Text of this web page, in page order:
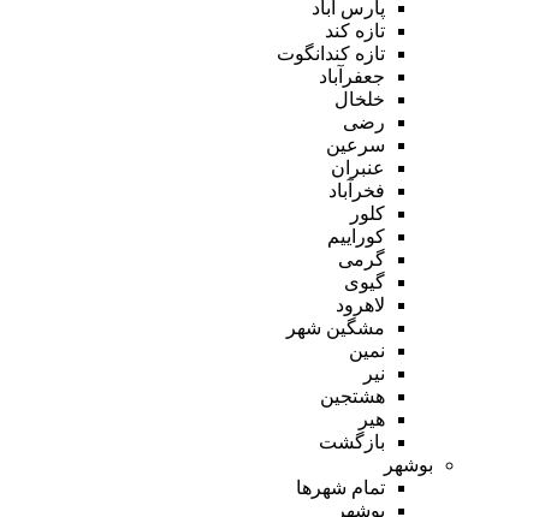
پارس آباد
تازه کند
تازه کندانگوت
جعفرآباد
خلخال
رضی
سرعین
عنبران
فخرآباد
کلور
کوراییم
گرمی
گیوی
لاهرود
مشگین شهر
نمین
نیر
هشتجین
هیر
بازگشت
بوشهر
تمام شهر‌ها
بوشهر